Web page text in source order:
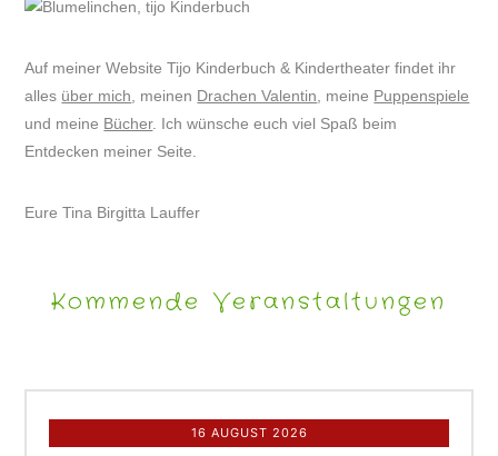
Auf meiner Website Tijo Kinderbuch & Kindertheater findet ihr
alles über mich , meinen Drachen Valentin , meine Puppenspiele
und meine Bücher. Ich wünsche euch viel Spaß beim
Entdecken meiner Seite.
Eure Tina Birgitta Lauffer
Kommende Veranstaltungen
16 AUGUST 2026